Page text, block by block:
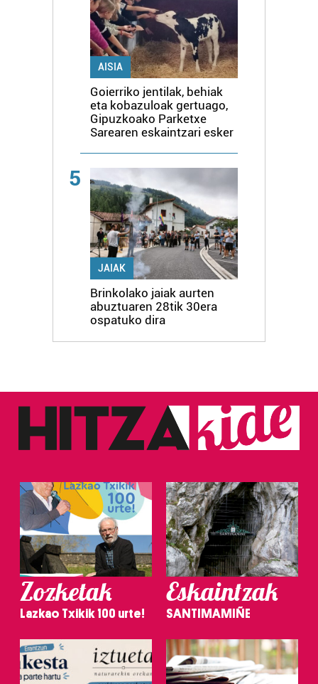
AISIA
Goierriko jentilak, behiak
eta kobazuloak gertuago,
Gipuzkoako Parketxe
Sarearen eskaintzari esker
5
JAIAK
Brinkolako jaiak aurten
abuztuaren 28tik 30era
ospatuko dira
Zozketak
Lazkao Txikik 100 urte!
Eskaintzak
SANTIMAMIÑE